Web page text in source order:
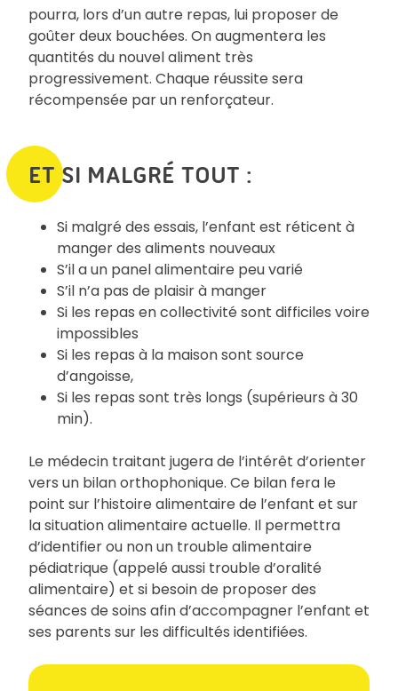
pourra, lors d’un autre repas, lui proposer de
goûter deux bouchées. On augmentera les
quantités du nouvel aliment très
progressivement. Chaque réussite sera
récompensée par un renforçateur.
ET SI MALGRÉ TOUT :
Si malgré des essais, l’enfant est réticent à
manger des aliments nouveaux
S’il a un panel alimentaire peu varié
S’il n’a pas de plaisir à manger
Si les repas en collectivité sont difficiles voire
impossibles
Si les repas à la maison sont source
d’angoisse,
Si les repas sont très longs (supérieurs à 30
min).
Le médecin traitant jugera de l’intérêt d’orienter
vers un bilan orthophonique. Ce bilan fera le
point sur l’histoire alimentaire de l’enfant et sur
la situation alimentaire actuelle. Il permettra
d’identifier ou non un trouble alimentaire
pédiatrique (appelé aussi trouble d’oralité
alimentaire) et si besoin de proposer des
séances de soins afin d’accompagner l’enfant et
ses parents sur les difficultés identifiées.